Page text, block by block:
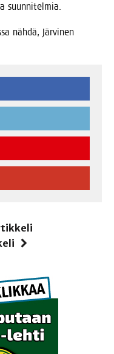
suunnitelmia.
näh­dä, Jär­vi­nen